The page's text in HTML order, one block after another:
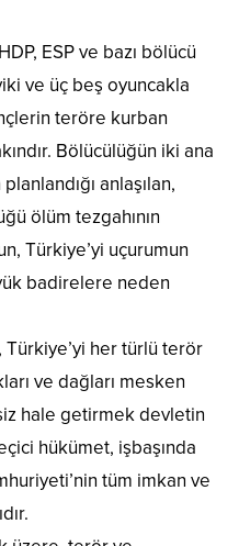
ESP ve bazı bölücü
ve üç beş oyuncakla
teröre kurban
Bölücülüğün iki ana
anlaşılan,
ölüm tezgahının
Türkiye’yi uçurumun
badirelere neden
Türkiye’yi her türlü terör
ve dağları mesken
hale getirmek devletin
hükümet, işbaşında
tüm imkan ve